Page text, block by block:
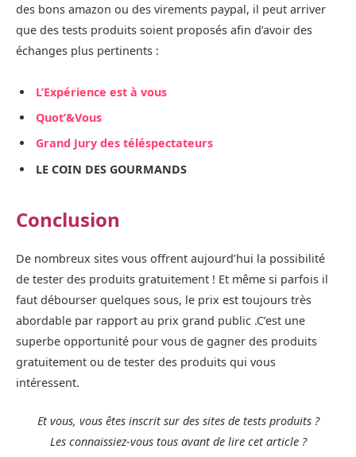
des bons amazon ou des virements paypal, il peut arriver
que des tests produits soient proposés afin d’avoir des
échanges plus pertinents :
L’Expérience est à vous
Quot’&Vous
Grand Jury des téléspectateurs
LE COIN DES GOURMANDS
Conclusion
De nombreux sites vous offrent aujourd’hui la possibilité
de tester des produits gratuitement ! Et même si parfois il
faut débourser quelques sous, le prix est toujours très
abordable par rapport au prix grand public .C’est une
superbe opportunité pour vous de gagner des produits
gratuitement ou de tester des produits qui vous
intéressent.
Et vous, vous êtes inscrit sur des sites de tests produits ?
Les connaissiez-vous tous avant de lire cet article ?